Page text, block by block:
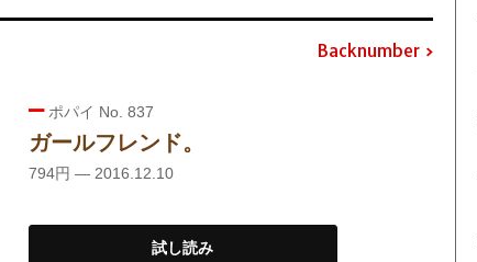
Backnumber
ポパイ No. 837
ガールフレンド。
794円 — 2016.12.10
試し読み